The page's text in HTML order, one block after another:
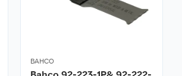
BAHCO